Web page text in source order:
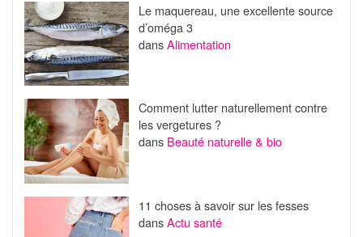
Le maquereau, une excellente source
d’oméga 3
dansAlimentation
Comment lutter naturellement contre
les vergetures ?
dans Beauté naturelle & bio
11 choses à savoir sur les fesses
dansActu santé